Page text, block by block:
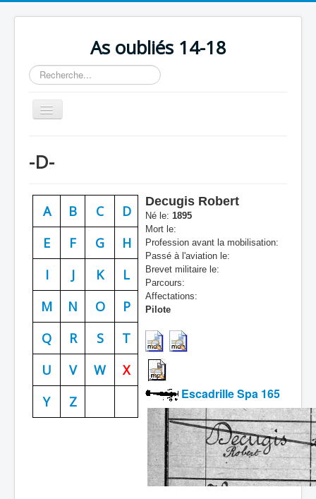
As oubliés 14-18
Rechercher
Basculer
la
Chronologie
Escadrilles
Organisation
Avions
Formation
Doctrines
Batailles
Cahiers des As
-D-
A B C
D
E
F G
H
I
J K
L
M
N O
P
Q
R S
T
U
V W
X
Y
Z
Decugis Robert
Né le: 1895
Mort le:
Profession avant la mobilisation:
Passé à l'aviation le:
Brevet militaire le:
Parcours:
Affectations:
Pilote
Escadrille Spa 165